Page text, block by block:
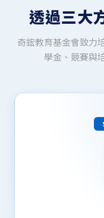
透過三大
奇鋐教育基金會致力
學金、競賽與